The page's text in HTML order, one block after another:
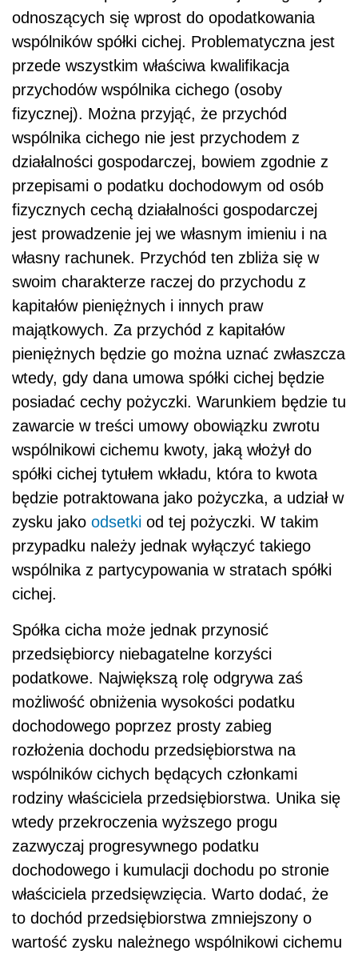
odnoszących się wprost do opodatkowania
wspólników spółki cichej. Problematyczna jest
przede wszystkim właściwa kwalifikacja
przychodów wspólnika cichego (osoby
fizycznej). Można przyjąć, że przychód
wspólnika cichego nie jest przychodem z
działalności gospodarczej, bowiem zgodnie z
przepisami o podatku dochodowym od osób
fizycznych cechą działalności gospodarczej
jest prowadzenie jej we własnym imieniu i na
własny rachunek. Przychód ten zbliża się w
swoim charakterze raczej do przychodu z
kapitałów pieniężnych i innych praw
majątkowych. Za przychód z kapitałów
pieniężnych będzie go można uznać zwłaszcza
wtedy, gdy dana umowa spółki cichej będzie
posiadać cechy pożyczki. Warunkiem będzie tu
zawarcie w treści umowy obowiązku zwrotu
wspólnikowi cichemu kwoty, jaką włożył do
spółki cichej tytułem wkładu, która to kwota
będzie potraktowana jako pożyczka, a udział w
zysku jako odsetki od tej pożyczki. W takim
przypadku należy jednak wyłączyć takiego
wspólnika z partycypowania w stratach spółki
cichej.
Spółka cicha może jednak przynosić
przedsiębiorcy niebagatelne korzyści
podatkowe. Największą rolę odgrywa zaś
możliwość obniżenia wysokości podatku
dochodowego poprzez prosty zabieg
rozłożenia dochodu przedsiębiorstwa na
wspólników cichych będących członkami
rodziny właściciela przedsiębiorstwa. Unika się
wtedy przekroczenia wyższego progu
zazwyczaj progresywnego podatku
dochodowego i kumulacji dochodu po stronie
właściciela przedsięwzięcia. Warto dodać, że
to dochód przedsiębiorstwa zmniejszony o
wartość zysku należnego wspólnikowi cichemu